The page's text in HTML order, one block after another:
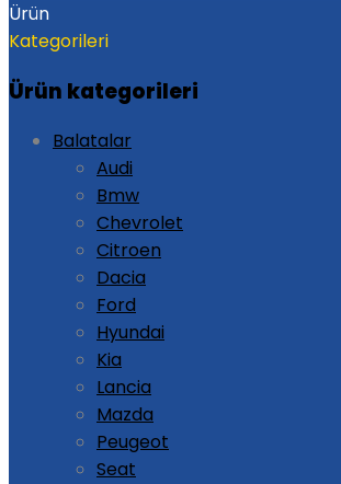
Ürün
Kategorileri
Ürün kategorileri
Balatalar
Audi
Bmw
Chevrolet
Citroen
Dacia
Ford
Hyundai
Kia
Lancia
Mazda
Peugeot
Seat